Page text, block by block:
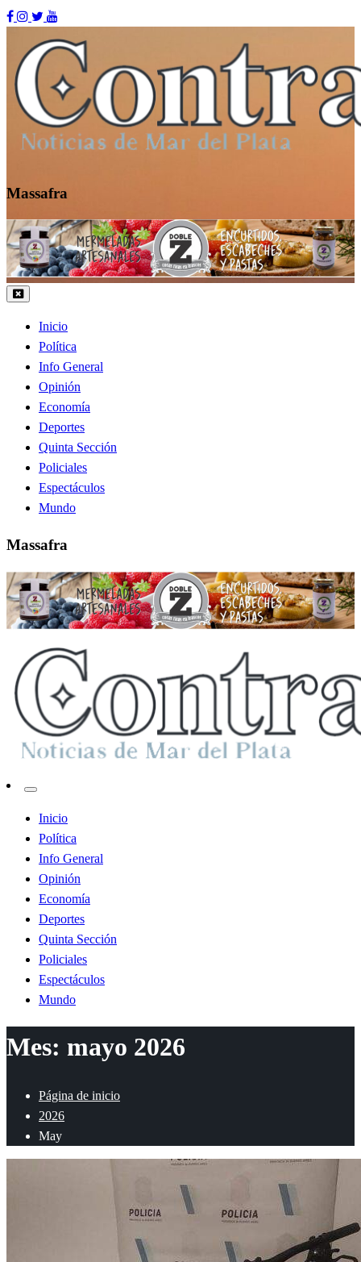
Skip
content
Contraste MDP
Massafra
Inicio
Política
Info General
Opinión
Economía
Deportes
Quinta Sección
Policiales
Espectáculos
Mundo
Massafra
Contraste MDP
Inicio
Política
Info General
Opinión
Economía
Deportes
Quinta Sección
Policiales
Espectáculos
Mundo
Mes: mayo 2026
Página de inicio
2026
May